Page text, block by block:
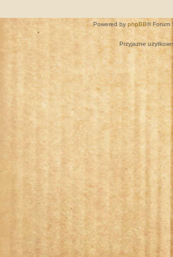
Powered by phpBB® Forum
Przyjazne